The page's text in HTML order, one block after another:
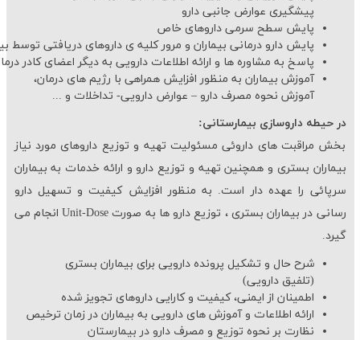
پیشگیری عوارض جانبی دارو
پایش سطح سرمی داروهای خاص
پایش دارو درمانی بیماران و مرور کلیه ی داروهای دریافتی توسط
پاسخ به مشاوره ها و ارائه اطلاعات دارویی به دیگر اعضای کادر
آموزش بیماران به منظور افزایش همراهی با رژیم های درمان،
آموزش نحوه مصرف دارو – عوارض دارویی- تداخلات و ...
در حیطه داروسازی بیمارستانی:
بخش مراقبت های داروئی مسئولیت تهیه و توزیع داروهای مورد نیاز
بیماران بستری و همچنین تهیه و توزیع دارو و ارائه خدمات به بیماران
سرپائی را عهده دار است. به منظور افزایش کیفیت و تسهیل دارو
رسانی در بیماران بستری ، توزیع دارو ها به صورتUnit-Dose انجام می
گیرد.
شرح حال و تشکیل پرونده دارویی برای بیماران بستری
(تلفیق دارویی)
اطمینان از ایمنی، کیفیت و کارایی داروهای تجویز شده
ارائه اطلاعات و آموزش های دارویی به بیماران در زمان ترخیص
نظارت بر نحوه توزیع و مصرف دارو در بیمارستان